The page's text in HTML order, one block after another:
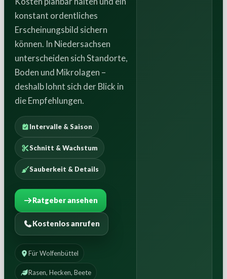
konstant ordentliches
Erscheinungsbild sichern
können. In Niedersachsen
unterscheiden sich Standorte,
Boden und Mikrolagen –
deshalb lohnt sich der Blick in
die Empfehlungen.
Intervalle & Saison
Schnitt & Wachstum
Sauberkeit & Details
Ratgeber ansehen
Kostenlos anrufen
Für Wolfenbüttel
Rasen, Hecken, Beete